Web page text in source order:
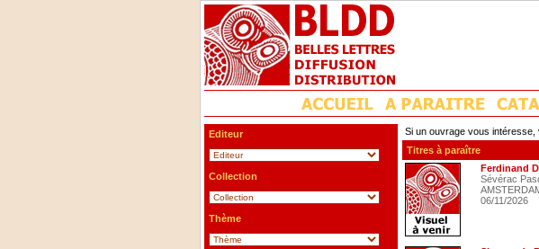
Editeur
Collection
Thème
Si un ouvrage vous
Titres à paraître
Ferdinand
Sévérac
06/11/2026